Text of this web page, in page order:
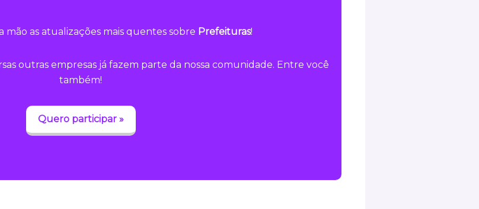
mão as atualizações mais quentes sobre Prefeituras!
outras empresas já fazem parte da nossa comunidade. Entre você
também!
Quero participar »